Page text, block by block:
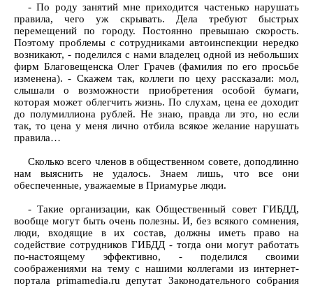
- По роду занятий мне приходится частенько нарушать
правила, чего уж скрывать. Дела требуют быстрых
перемещений по городу. Постоянно превышаю скорость.
Поэтому проблемы с сотрудниками автоинспекции нередко
возникают, - поделился с нами владелец одной из небольших
фирм Благовещенска Олег Грачев (фамилия по его просьбе
изменена). - Скажем так, коллеги по цеху рассказали: мол,
слышали о возможности приобретения особой бумаги,
которая может облегчить жизнь. По слухам, цена ее доходит
до полумиллиона рублей. Не знаю, правда ли это, но если
так, то цена у меня лично отбила всякое желание нарушать
правила…
Сколько всего членов в общественном совете, доподлинно
нам выяснить не удалось. Знаем лишь, что все они
обеспеченные, уважаемые в Приамурье люди.
- Такие организации, как Общественный совет ГИБДД,
вообще могут быть очень полезны. И, без всякого сомнения,
люди, входящие в их состав, должны иметь право на
содействие сотрудников ГИБДД - тогда они могут работать
по-настоящему эффективно, - поделился своими
соображениями на тему с нашими коллегами из интернет-
портала primamedia.ru депутат Законодательного собрания